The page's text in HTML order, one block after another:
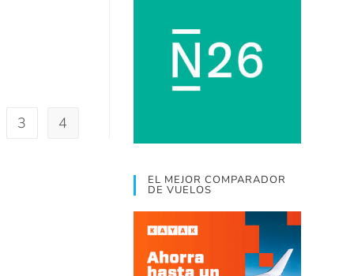
3 4
EL MEJOR COMPARADOR
DE VUELOS